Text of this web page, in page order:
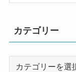
カテゴリー